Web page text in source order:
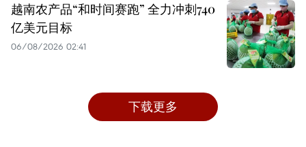
越南农产品“和时间赛跑” 全力冲刺740
亿美元目标
06/08/2026 02:41
下载更多